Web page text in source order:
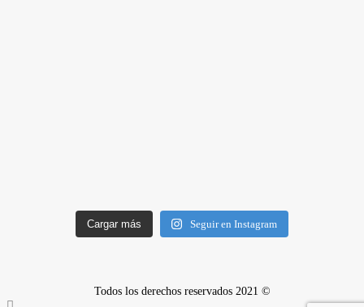
Cargar más Seguir en Instagram
Todos los derechos reservados 2021 ©